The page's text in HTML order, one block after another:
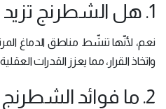
1. هل الشطرنج تزيد الذكاء؟
نعم، لأنّها تنشّط مناطق الدماغ
واتخاذ القرار، مما يعزز القدرات
2. ما فوائد الشطرنج للأطفال؟